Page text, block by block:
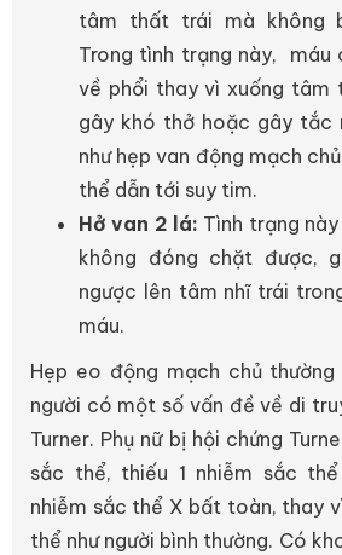
tâm thất trái mà không
Trong tình trạng này, máu
về phổi thay vì xuống tâm
gây khó thở hoặc gây tắc
như hẹp van động mạch
thể dẫn tới suy tim.
Hở van 2 lá: Tình trạng
không đóng chặt được,
ngược lên tâm nhĩ trái
máu.
Hẹp eo động mạch chủ thường
người có một số vấn đề về di
Turner. Phụ nữ bị hội chứng
sắc thể, thiếu 1 nhiễm sắc
nhiễm sắc thể X bất toàn, thay
thể như người bình thường. Có